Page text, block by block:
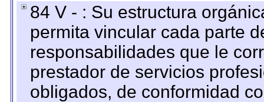
84 V - : Su estructura
permita vincular cada parte
responsabilidades que le
prestador de servicios
obligados, de conformidad